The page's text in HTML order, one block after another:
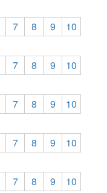
7 8 9
10
7 8 9
10
7 8 9
10
7 8 9
10
7 8 9
10